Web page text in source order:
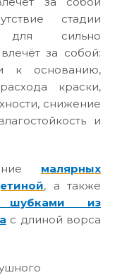
стадии
для сильно
за собой:
к основанию,
краски,
снижение
и
малярных
, а также
шубками из
с длиной ворса